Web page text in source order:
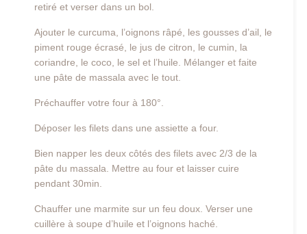
retiré et verser dans un bol.
Ajouter le curcuma, l’oignons râpé, les gousses d’ail, le
piment rouge écrasé, le jus de citron, le cumin, la
coriandre, le coco, le sel et l’huile. Mélanger et faite
une pâte de massala avec le tout.
Préchauffer votre four à 180°.
Déposer les filets dans une assiette a four.
Bien napper les deux côtés des filets avec 2/3 de la
pâte du massala. Mettre au four et laisser cuire
pendant 30min.
Chauffer une marmite sur un feu doux. Verser une
cuillère à soupe d’huile et l’oignons haché.